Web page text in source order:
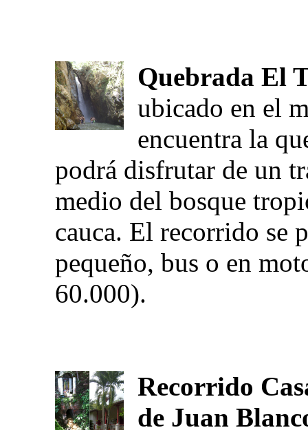
Quebrada El
ubicado en el
encuentra la
podrá disfrutar de un
medio del bosque
cauca. El recorrido se
pequeño, bus o en
60.000).
Recorrido
de Juan